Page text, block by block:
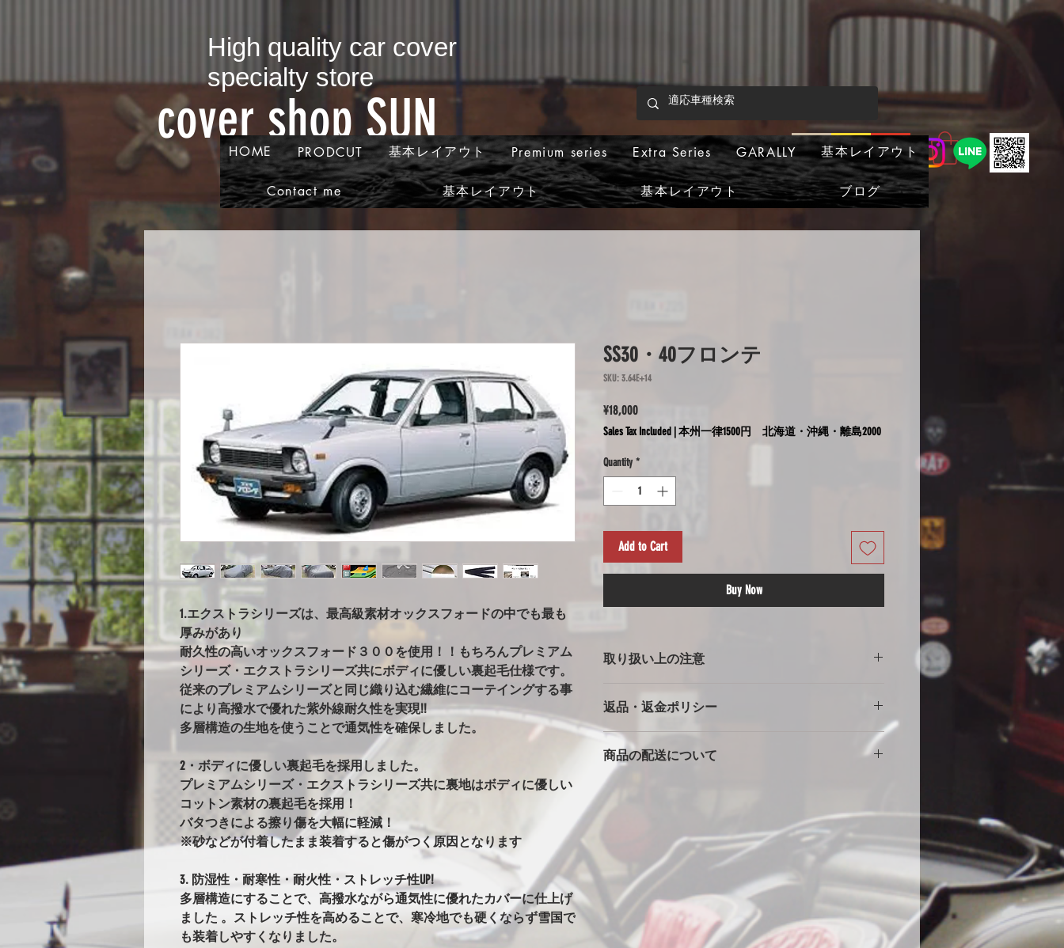
HOME PRODCUT 基本レイアウト Premium series Extra Series GARALLY 基本レイアウト
Contact me 基本レイアウト 基本レイアウト ブログ
​High quality car cover
specialty store
​cover shop SUN
1.エクストラシリーズは、最高級素材オックスフォードの中でも最も
厚みがあり
耐久性の高いオックスフォード３００を使用！！もちろんプレミアム
シリーズ・エクストラシリーズ共にボディに優しい裏起毛仕様です。
従来のプレミアムシリーズと同じ織り込む繊維にコーテイングする事
により高撥水で優れた紫外線耐久性を実現!!
多層構造の生地を使うことで通気性を確保しました。
2・ボディに優しい裏起毛を採用しました。
プレミアムシリーズ・エクストラシリーズ共に裏地はボディに優しい
コットン素材の裏起毛を採用！
バタつきによる擦り傷を大幅に軽減！
※砂などが付着したまま装着すると傷がつく原因となります
3. 防湿性・耐寒性・耐火性・ストレッチ性UP!
多層構造にすることで、高撥水ながら通気性に優れたカバーに仕上げ
ました 。ストレッチ性を高めることで、寒冷地でも硬くならず雪国で
も装着しやすくなりました。
SS30・40フロンテ
SKU: 3.64E+14
¥18,000Price
Sales Tax Included 本州一律1500円 北海道・沖縄・離島2000
Quantity *
Add to Cart
Buy Now
取り扱い上の注意
※強風での使用の注意
っかりとストラップをしめて下さい。風の強い場合や台
風の時は、ホイール部分に布団を干す時に使用する大型
の洗濯ばさみを併用する等の工夫をしていただくとより
安全に使用できます。
※完全防水にはしていません。
カバーには防水・撥水加工をしていますが、完全防水で
はありません。ビニール生地やテント生地などの完全防
水生地を使用すると、地面からの湿気でボディが錆てし
まうからです。その為あえて通気性を保つために完全防
水にはしていません。ミシンの縫い目から雨水が浸入す
ることがありますが、不良品ではありません。天気の良
い日など車もカバーをめくり換気する事をお勧めしま
す。
返品・返金ポリシー
カバーは消耗品です。使用に伴う劣化や汚れ、破れ等の
返品返金は対応できません。事前にカスタム等ご相談い
ただいた車両で、極端にサイズが小さい・大きい等の初
期不良に関しては別途商品に交換させて頂きます。
商品の配送について
本州一律1500円
北海道・沖縄・離島は2000円
発送はゆうパックでの発送になります。土日祝・年末年
始の発送は出来ません。